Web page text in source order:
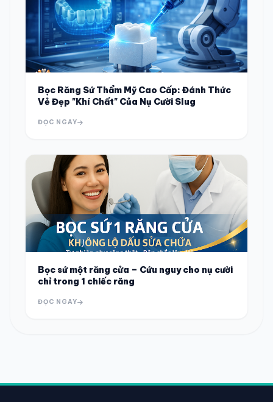
Bọc Răng Sứ Thẩm Mỹ Cao Cấp: Đánh Thức
Vẻ Đẹp "Khí Chất" Của Nụ Cười Slug
ĐỌC NGAY
Bọc sứ một răng cửa – Cứu nguy cho nụ cười
chỉ trong 1 chiếc răng
ĐỌC NGAY